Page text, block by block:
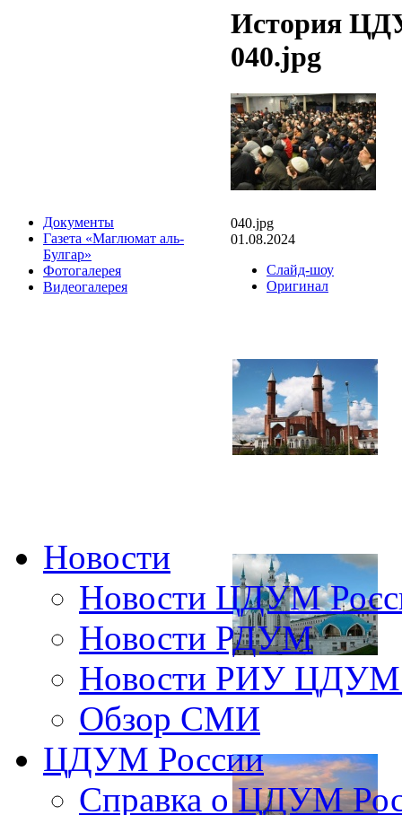
Документы
Газета «Маглюмат аль-
Булгар»
Фотогалерея
Видеогалерея
История
040.jpg
040.jpg
01.08.2024
Слайд-шоу
Оригинал
Новости
Новости ЦДУМ
Новости РДУМ
Новости РИУ ЦДУМ
Обзор СМИ
ЦДУМ России
Справка о ЦДУМ